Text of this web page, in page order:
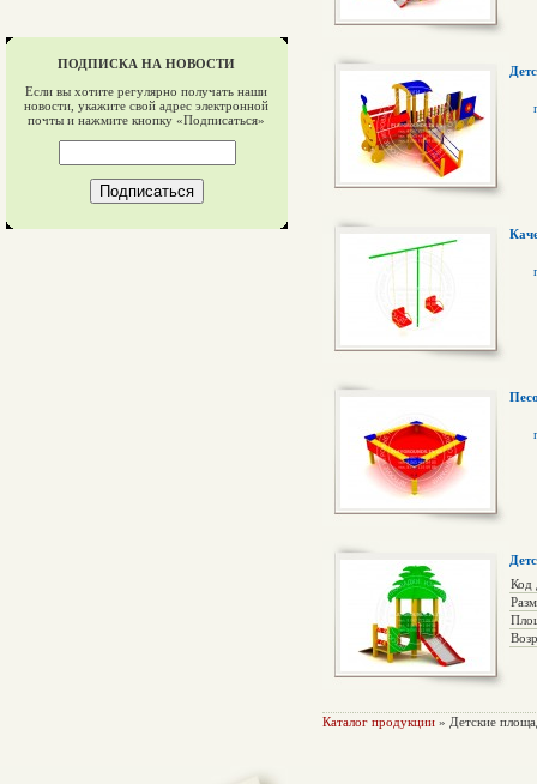
ПОДПИСКА НА НОВОСТИ
Если вы хотите регулярно получать наши
новости, укажите свой адрес электронной
почты и нажмите кнопку «Подписаться»
Код
Каталог продукции » Детские